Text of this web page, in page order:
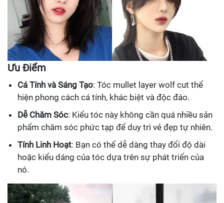
Ưu Điểm
Cá Tính và Sáng Tạo: Tóc mullet layer wolf cut thể
hiện phong cách cá tính, khác biệt và độc đáo.
Dễ Chăm Sóc: Kiểu tóc này không cần quá nhiều sản
phẩm chăm sóc phức tạp để duy trì vẻ đẹp tự nhiên.
Tính Linh Hoạt: Bạn có thể dễ dàng thay đổi độ dài
hoặc kiểu dáng của tóc dựa trên sự phát triển của
nó.